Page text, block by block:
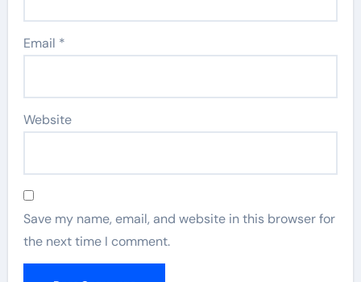
Email *
Website
Save my name, email, and website in this browser for
the next time I comment.